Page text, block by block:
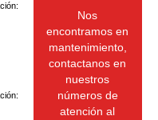
:
atención al
cliente <br />
MÉXICO:998-
883-3143 USA-
CAN:1-855-326-
0682
:
Nos
encontramos en
mantenimiento,
contactanos en
nuestros
números de
atención al